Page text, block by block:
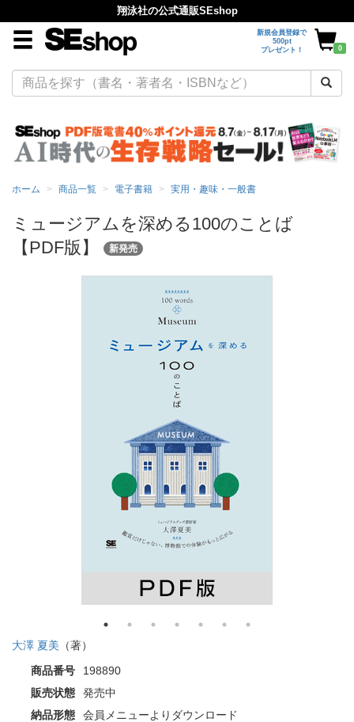
翔泳社の公式通販SEshop
新規会員登録で
500pt
プレゼント！
0
ホーム 商品一覧 電子書籍 実用・趣味・一般書
ミュージアムを深める100のことば
【PDF版】
新発売
大澤 夏美 （著）
商品番号
198890
販売状態
発売中
納品形態
会員メニューよりダウンロード